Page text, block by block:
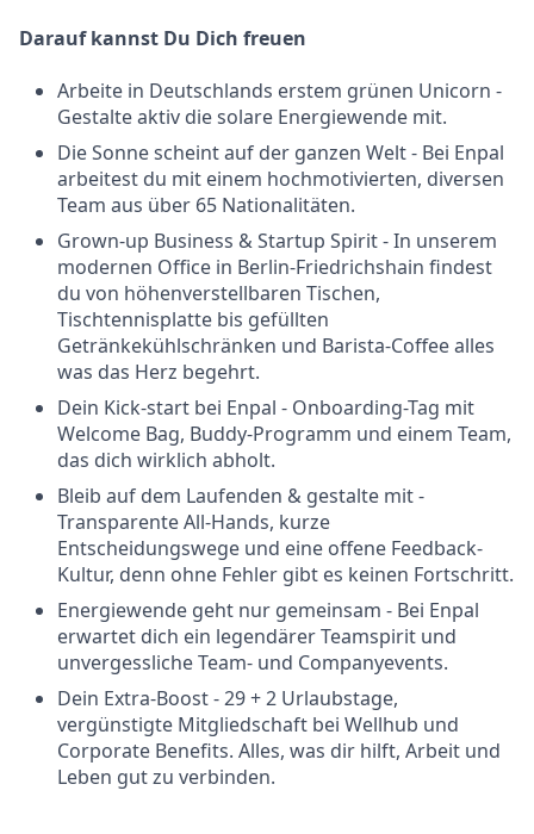
Darauf kannst Du Dich freuen
Arbeite in Deutschlands erstem grünen Unicorn -
Gestalte aktiv die solare Energiewende mit.
Die Sonne scheint auf der ganzen Welt - Bei Enpal
arbeitest du mit einem hochmotivierten, diversen
Team aus über 65 Nationalitäten.
Grown-up Business & Startup Spirit - In unserem
modernen Office in Berlin-Friedrichshain findest
du von höhenverstellbaren Tischen,
Tischtennisplatte bis gefüllten
Getränkekühlschränken und Barista-Coffee alles
was das Herz begehrt.
Dein Kick-start bei Enpal - Onboarding-Tag mit
Welcome Bag, Buddy-Programm und einem Team,
das dich wirklich abholt.
Bleib auf dem Laufenden & gestalte mit -
Transparente All-Hands, kurze
Entscheidungswege und eine offene Feedback-
Kultur, denn ohne Fehler gibt es keinen Fortschritt.
Energiewende geht nur gemeinsam - Bei Enpal
erwartet dich ein legendärer Teamspirit und
unvergessliche Team- und Companyevents.
Dein Extra-Boost - 29 + 2 Urlaubstage,
vergünstigte Mitgliedschaft bei Wellhub und
Corporate Benefits. Alles, was dir hilft, Arbeit und
Leben gut zu verbinden.